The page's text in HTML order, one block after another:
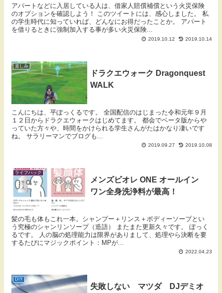
アパートなどに入居している人は、借家人賠償補償という火災保険
のオプションを確認しよう！ このツイートには、感心しました。 私
の学生時代に知っていれば、どんなにお得だったことか。 アパート
を借りるときに強制加入する事が多い火災保険...
2019.10.12 2019.10.14
楽しみ
ドラクエウォーク Dragonquest
WALK
こんにちは、平ぽっくるです。 全国配信のはじまった令和元年９月
１２日からドラクエウォークはじめてます。 都会でベータ版からや
っていた方々や、時間をかけられる学生さんがたはかなり凄いです
ね。 サラリーマンでブログも...
2019.09.27 2019.10.08
ライフハック
メンズビオレ ONE オールイン
ワン全身洗浄料が最高！
髪の毛も体もこれ一本。シャンプー＋リンス＋ボディーソープとい
う究極のシャンリンソープ（造語） またまた更新久々です。 ぽっく
るです。 人の脳の処理能力は限界がありまして、処理やら決断を要
するたびにマジックポイント：MPが...
2022.04.23
DIY
失敗しない マツダ DJデミオ